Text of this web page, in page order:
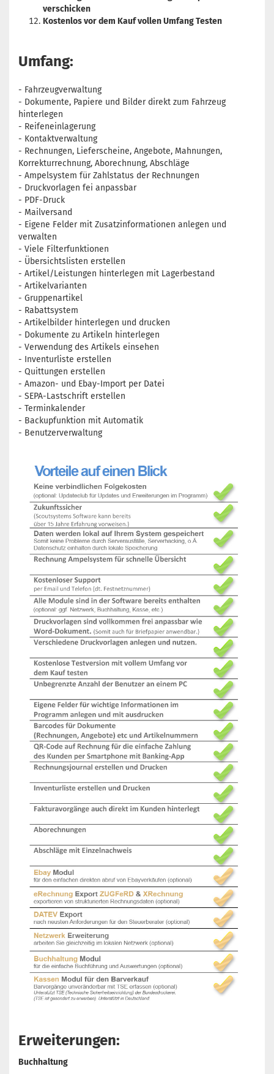
verschicken
Kostenlos vor dem Kauf vollen Umfang Testen
Umfang:
- Fahrzeugverwaltung
- Dokumente, Papiere und Bilder direkt zum Fahrzeug
hinterlegen
- Reifeneinlagerung
- Kontaktverwaltung
- Rechnungen, Lieferscheine, Angebote, Mahnungen,
Korrekturrechnung, Aborechnung, Abschläge
- Ampelsystem für Zahlstatus der Rechnungen
- Druckvorlagen fei anpassbar
- PDF-Druck
- Mailversand
- Eigene Felder mit Zusatzinformationen anlegen und
verwalten
- Viele Filterfunktionen
- Übersichtslisten erstellen
- Artikel/Leistungen hinterlegen mit Lagerbestand
- Artikelvarianten
- Gruppenartikel
- Rabattsystem
- Artikelbilder hinterlegen und drucken
- Dokumente zu Artikeln hinterlegen
- Verwendung des Artikels einsehen
- Inventurliste erstellen
- Quittungen erstellen
- Amazon- und Ebay-Import per Datei
- SEPA-Lastschrift erstellen
- Terminkalender
- Backupfunktion mit Automatik
- Benutzerverwaltung
Erweiterungen:
Buchhaltung